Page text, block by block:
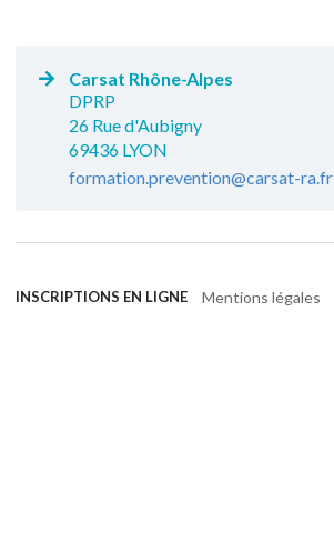
Carsat Rhône-Alpes
DPRP
26 Rue d'Aubigny
69436 LYON
formation.prevention@carsat-ra.fr
INSCRIPTIONS EN LIGNE Mentions légales